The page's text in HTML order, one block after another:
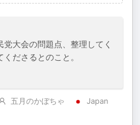
大会の問題点、整理してく
ださるとのこと。
五月のかぼちゃ
Japan